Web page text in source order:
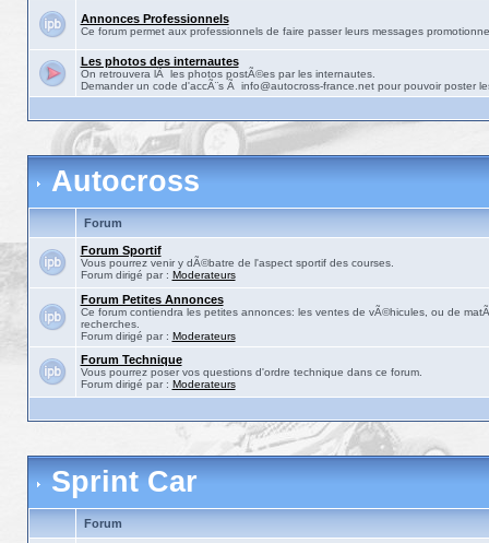
Annonces Professionnels
Ce forum permet aux professionnels de faire passer leurs messages
Les photos des internautes
On retrouvera lÃ les photos postÃ©es par les internautes.
Demander un code d'accÃ¨s Ã info@autocross-france.net pour pouvoir poster
Autocross
Forum
Forum Sportif
Vous pourrez venir y dÃ©batre de l'aspect sportif des courses.
Forum dirigé par : Moderateurs
Forum Petites Annonces
Ce forum contiendra les petites annonces: les ventes de vÃ©hicules, ou de
recherches.
Forum dirigé par : Moderateurs
Forum Technique
Vous pourrez poser vos questions d'ordre technique dans ce forum.
Forum dirigé par : Moderateurs
Sprint Car
Forum